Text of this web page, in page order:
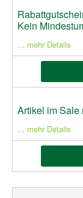
Kein
... mehr Details
Artikel im Sale
... mehr Details